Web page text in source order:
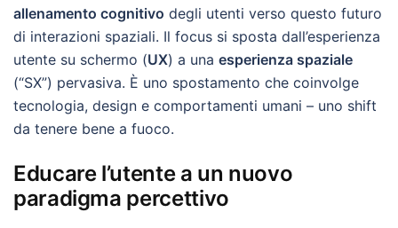
allenamento cognitivo degli utenti verso questo futuro
di interazioni spaziali. Il focus si sposta dall’esperienza
utente su schermo (UX) a una esperienza spaziale
(“SX”) pervasiva. È uno spostamento che coinvolge
tecnologia, design e comportamenti umani – uno shift
da tenere bene a fuoco.
Educare l’utente a un nuovo
paradigma percettivo